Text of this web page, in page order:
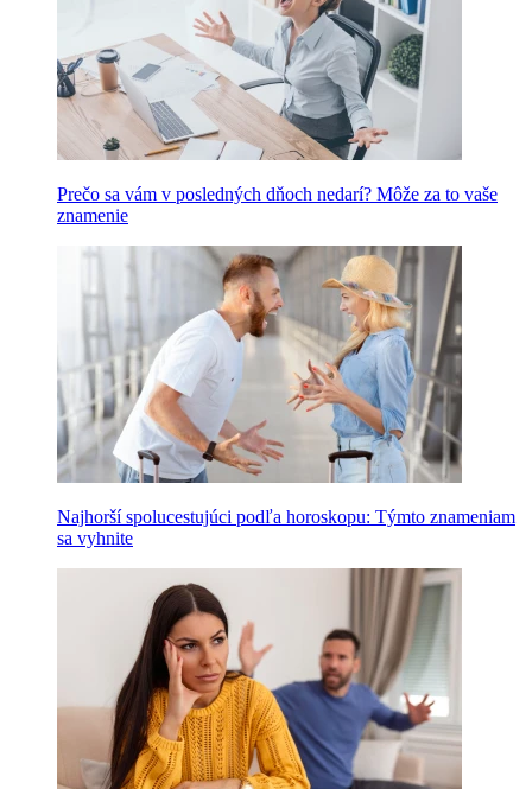
Prečo sa vám v posledných dňoch nedarí? Môže za to vaše
znamenie
Najhorší spolucestujúci podľa horoskopu: Týmto znameniam
sa vyhnite